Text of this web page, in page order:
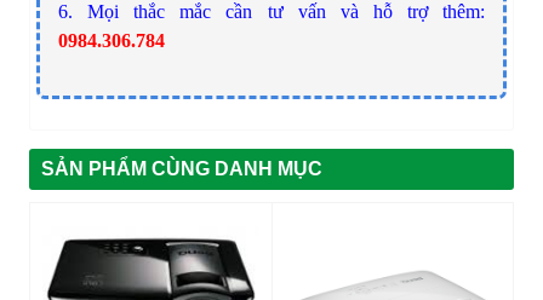
6. Mọi thắc mắc cần tư vấn và hỗ trợ thêm:
0984.306.784
SẢN PHẨM CÙNG DANH MỤC